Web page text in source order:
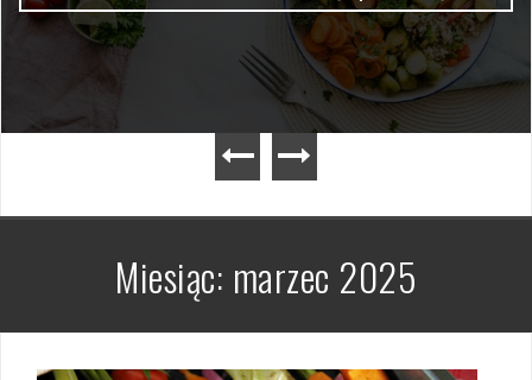
Miesiąc: marzec 2025